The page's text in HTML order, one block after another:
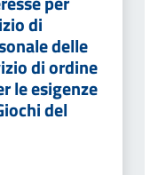
di
delle
di ordine
le esigenze
del